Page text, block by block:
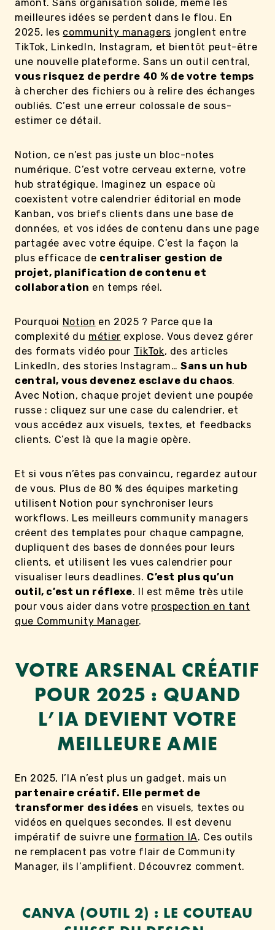
amont. Sans organisation solide, même les
meilleures idées se perdent dans le flou. En
2025, les community managers jonglent entre
TikTok, LinkedIn, Instagram, et bientôt peut-être
une nouvelle plateforme. Sans un outil central,
vous risquez de perdre 40 % de votre temps
à chercher des fichiers ou à relire des échanges
oubliés. C’est une erreur colossale de sous-
estimer ce détail.
Notion, ce n’est pas juste un bloc-notes
numérique. C’est votre cerveau externe, votre
hub stratégique. Imaginez un espace où
coexistent votre calendrier éditorial en mode
Kanban, vos briefs clients dans une base de
données, et vos idées de contenu dans une page
partagée avec votre équipe. C’est la façon la
plus efficace de centraliser gestion de
projet, planification de contenu et
collaboration en temps réel.
Pourquoi Notion en 2025 ? Parce que la
complexité du métier explose. Vous devez gérer
des formats vidéo pour TikTok, des articles
LinkedIn, des stories Instagram…Sans un hub
central, vous devenez esclave du chaos.
Avec Notion, chaque projet devient une poupée
russe : cliquez sur une case du calendrier, et
vous accédez aux visuels, textes, et feedbacks
clients. C’est là que la magie opère.
Et si vous n’êtes pas convaincu, regardez autour
de vous. Plus de 80 % des équipes marketing
utilisent Notion pour synchroniser leurs
workflows. Les meilleurs community managers
créent des templates pour chaque campagne,
dupliquent des bases de données pour leurs
clients, et utilisent les vues calendrier pour
visualiser leurs deadlines. C’est plus qu’un
outil, c’est un réflexe. Il est même très utile
pour vous aider dans votre prospection en tant
que Community Manager.
VOTRE ARSENAL CRÉATIF
POUR 2025 : QUAND
L’IA DEVIENT VOTRE
MEILLEURE AMIE
En 2025, l’IA n’est plus un gadget, mais un
partenaire créatif. Elle permet de
transformer des idées en visuels, textes ou
vidéos en quelques secondes. Il est devenu
impératif de suivre une formation IA. Ces outils
ne remplacent pas votre flair de Community
Manager, ils l’amplifient. Découvrez comment.
CANVA (OUTIL 2) : LE COUTEAU